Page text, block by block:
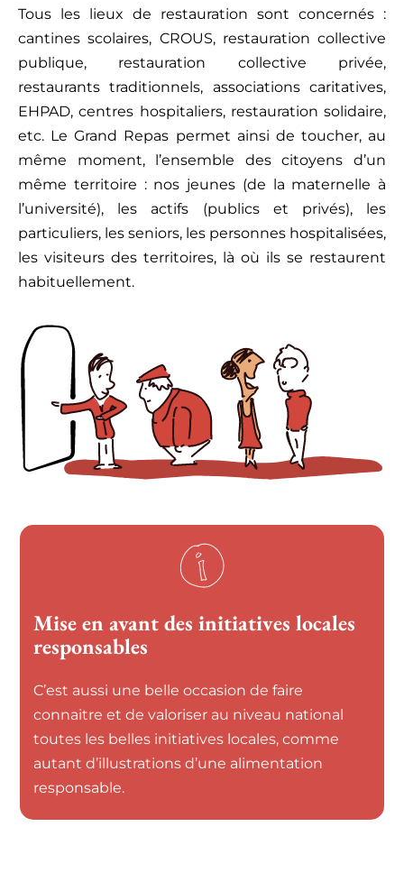
Tous les lieux de restauration sont concernés :
cantines scolaires, CROUS, restauration collective
publique, restauration collective privée,
restaurants traditionnels, associations caritatives,
EHPAD, centres hospitaliers, restauration solidaire,
etc. Le Grand Repas permet ainsi de toucher, au
même moment, l’ensemble des citoyens d’un
même territoire : nos jeunes (de la maternelle à
l’université), les actifs (publics et privés), les
particuliers, les seniors, les personnes hospitalisées,
les visiteurs des territoires, là où ils se restaurent
habituellement.
Mise en avant des initiatives locales
responsables
C’est aussi une belle occasion de faire
connaitre et de valoriser au niveau national
toutes les belles initiatives locales, comme
autant d’illustrations d’une alimentation
responsable.